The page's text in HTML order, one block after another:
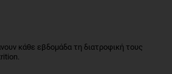
κάθε εβδομάδα τη διατροφική τους